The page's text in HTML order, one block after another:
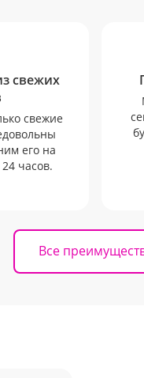
свежих
свежие
его на
часов.
Все